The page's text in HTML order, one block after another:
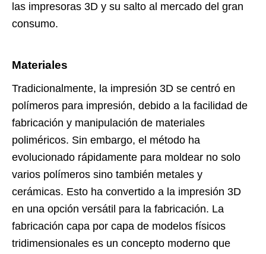
las impresoras 3D y su salto al mercado del gran
consumo.
Materiales
Tradicionalmente, la impresión 3D se centró en
polímeros para impresión, debido a la facilidad de
fabricación y manipulación de materiales
poliméricos. Sin embargo, el método ha
evolucionado rápidamente para moldear no solo
varios polímeros sino también metales y
cerámicas. Esto ha convertido a la impresión 3D
en una opción versátil para la fabricación. La
fabricación capa por capa de modelos físicos
tridimensionales es un concepto moderno que